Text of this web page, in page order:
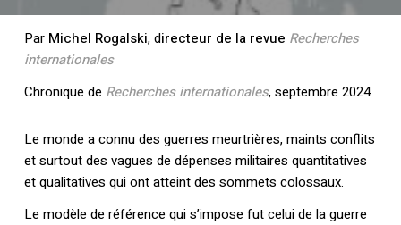
Par Michel Rogalski, directeur de la revue Recherches
internationales
Chronique de Recherches internationales, septembre 2024
Le monde a connu des guerres meurtrières, maints conflits
et surtout des vagues de dépenses militaires quantitatives
et qualitatives qui ont atteint des sommets colossaux.
Le modèle de référence qui s’impose fut celui de la guerre